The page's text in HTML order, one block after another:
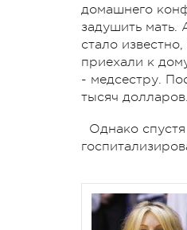
домашнего
задушить мать.
стало
приехали к
- медсестру.
тысяч долларов.
Однако